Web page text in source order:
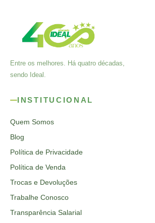
Entre os melhores. Há quatro décadas,
sendo Ideal.
INSTITUCIONAL
Quem Somos
Blog
Política de Privacidade
Política de Venda
Trocas e Devoluções
Trabalhe Conosco
Transparência Salarial